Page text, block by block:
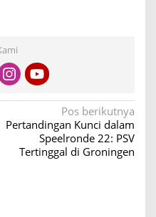
Pos berikutnya
Pertandingan Kunci dalam
Speelronde 22: PSV
Tertinggal di Groningen